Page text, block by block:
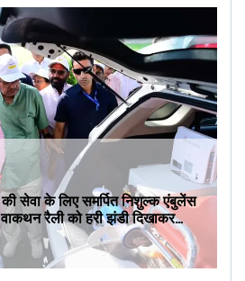
की सेवा के लिए समर्पित निशुल्क एंबुलेंस
रैली को हरी झंडी दिखाकर